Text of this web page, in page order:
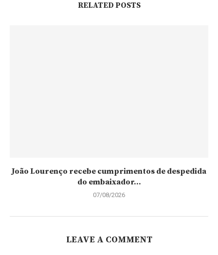
RELATED POSTS
João Lourenço recebe cumprimentos de despedida
do embaixador...
07/08/2026
LEAVE A COMMENT